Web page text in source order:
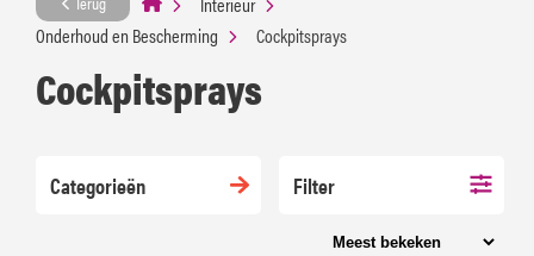
Onderhoud en Bescherming
Cockpitsprays
Cockpitsprays
Categorieën Filter